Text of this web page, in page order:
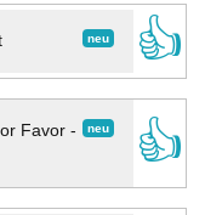
neu
👍
neu
Favor -
👍